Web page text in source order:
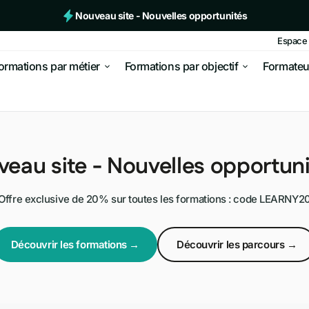
en ligne
e-commerce
acquisition
votre site
E-commerce
Dropshipping
Marketplace
Génération de leads
par métier Formations par objectif
site - Nouvelles
exclusive de 20% sur toutes les formations : code
Découvrir les formations → Découvrir les parcours →